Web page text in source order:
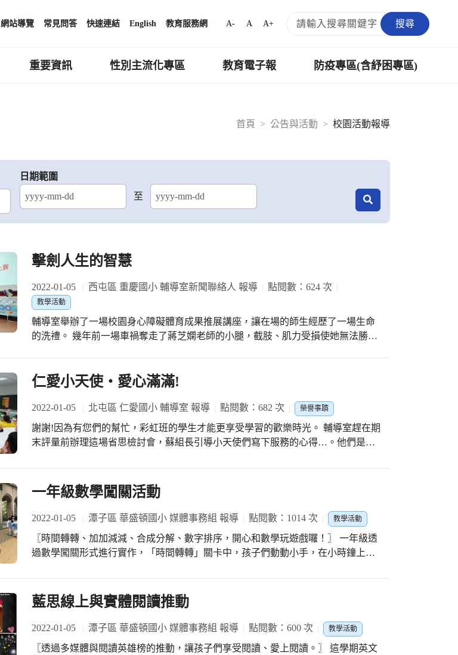
網站導覽 常見問答 快速連結 English 教育服務網 A- A A+ 搜尋
重要資訊 性別主流化專區 教育電子報 防疫專區(含紓困專區)
首頁
公告與活動 校園活動報導
日期範圍
至
結束日期
擊劍人生的智慧
2022-01-05 西屯區 重慶國小 輔導室新聞聯絡人 報導 點閱數：624 次
教學活動
輔導室舉辦了一場校園身心障礙體育成果推展講座，讓在場的師生經歷了一場生命
的洗禮。 幾年前一場車禍奪走了蔣芝嫻老師的小腿，截肢、肌力受損使她無法勝任
一同遶境，看看台灣的美，還參加擊劍比賽，享受一瞬間攻擊的爆發力。 蔣老師困
法靈活飛翔，只能靜靜等死，垂死的老鷹如果願意忍受痛苦用喙敲擊岩石，老喙脫
落，靜靜等待新喙長出來，爪子一根一根拔掉，等待新爪子長出，毛一根根拔掉，
重新長出新嫩的羽毛，老鷹將再次展翅飛翔。 這是一個十分痛苦的更新過程，但是
中的血淚，硬是在每天轉陀螺的忙碌中注入一個鮮活的泉眼。過去我們習慣舊有的
對生命的熱情!
仁愛小天使‧愛心滿滿!
2022-01-05 北屯區 仁愛國小 輔導室 報導 點閱數：682 次 榮譽事蹟
謝謝!因為有您們的幫忙，彩虹班的學生才能更享受學習的歡樂時光。 輔導室趕在期
末評量前辦理這場省思檢討會，蘇組長引導小天使們寫下服務的心得…。他們是班
使們，他們除了要先把自己照顧好，還要學習服務同學，學校建議每個特教生至少
要有一位服務天使，一年一班的賴生，除了有教助員及志工協助外，宋老師一口氣
找了五位小天使來幫助，順便以拉近和同學的感情、默契。 當施校長巡視校園突然
出現在會場時，免不了引起一股小騷動，不但帶給這些小天使最大的精神鼓舞外，
還讚佩大家從小就有行善助人的心，將來一定會有更多朋友，大家共同快樂地迎向
美好未來。 資料組文偉組長表示:愛心小天使是彩虹班學生的小老師，因為有他們的
一年級數學闖關活動
2022-01-05 潭子區 華盛頓國小 媒體事務組 報導 點閱數：1014 次 教學活動
〖時間轉轉、加加減減、合成分解、數字排序，開心和數學玩遊戲囉！〗 一年級透
過數學闖關形式進行實作，「時間轉轉」關卡中，孩子們動動小手，在小時鐘上轉
序。 小朋友開心的和數學玩遊戲，用成串的笑聲在活動中印證學習成果，也譜出暖
暖冬陽裡最美的數學樂章。
藍思線上與實體閱讀推動
2022-01-05 潭子區 華盛頓國小 媒體事務組 報導 點閱數：600 次 教學活動
〖透過多媒體與閱讀英雄榜的推動，讓孩子們享受閱讀、愛上閱讀。〗 這學期英文